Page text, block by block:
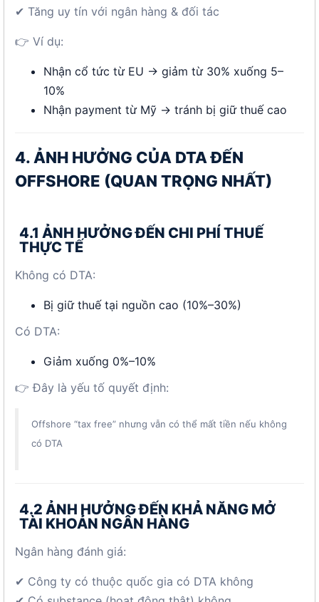
✔ Tăng uy tín với ngân hàng & đối tác
👉 Ví dụ:
Nhận cổ tức từ EU → giảm từ 30% xuống 5–
10%
Nhận payment từ Mỹ → tránh bị giữ thuế cao
4. ẢNH HƯỞNG CỦA DTA ĐẾN
OFFSHORE (QUAN TRỌNG NHẤT)
4.1 ẢNH HƯỞNG ĐẾN CHI PHÍ THUẾ
THỰC TẾ
Không có DTA:
Bị giữ thuế tại nguồn cao (10%–30%)
Có DTA:
Giảm xuống 0%–10%
👉 Đây là yếu tố quyết định:
Offshore “tax free” nhưng vẫn có thể mất tiền nếu không
có DTA
4.2 ẢNH HƯỞNG ĐẾN KHẢ NĂNG MỞ
TÀI KHOẢN NGÂN HÀNG
Ngân hàng đánh giá:
✔ Công ty có thuộc quốc gia có DTA không